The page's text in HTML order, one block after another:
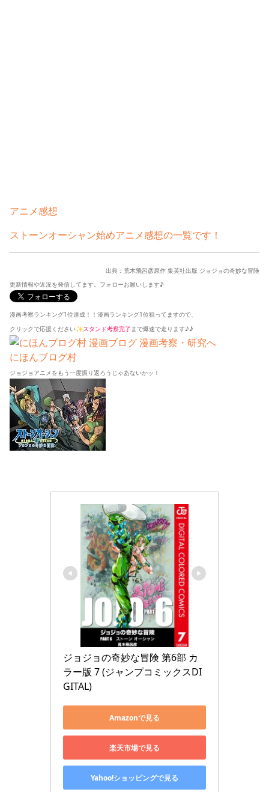
アニメ感想
ストーンオーシャン始めアニメ感想の一覧です！
出典：荒木飛呂彦原作 集英社出版 ジョジョの奇妙な冒険
更新情報や近況を発信してます。フォローお願いします♪
漫画考察ランキング1位達成！！漫画ランキング1位狙ってますので、
クリックで応援ください✨スタンド考察完了 まで爆速で走ります♪♪
にほんブログ村
ジョジョアニメをもう一度振り返ろうじゃあないかッ！
ジョジョの奇妙な冒険 第6部 カ
ラー版 7 (ジャンプコミックスDI
GITAL)
Amazonで見る
楽天市場で見る
Yahoo!ショッピングで見る